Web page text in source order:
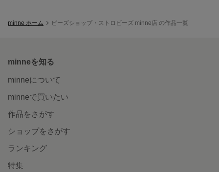
minne ホーム ビーズショップ・ストロビーズ minne店 の作品一覧
minneを知る
minneについて
minneで買いたい
作品をさがす
ショップをさがす
ランキング
特集